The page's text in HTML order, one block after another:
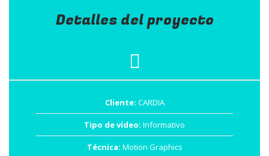
Detalles del proyecto
Cliente: CARDIA
Tipo de vídeo: Informativo
Técnica: Motion Graphics